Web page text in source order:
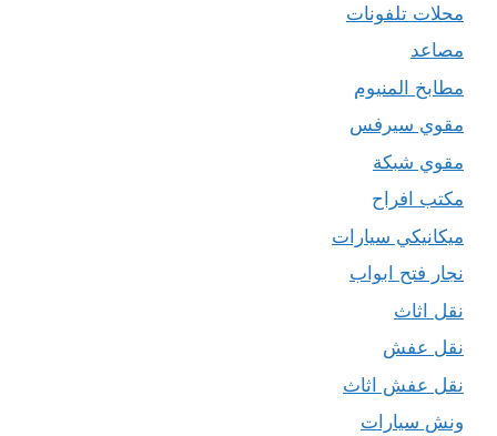
محلات تلفونات
مصاعد
مطابخ المنيوم
مقوي سيرفس
مقوي شبكة
مكتب افراح
ميكانيكي سيارات
نجار فتح ابواب
نقل اثاث
نقل عفش
نقل عفش اثاث
ونش سيارات